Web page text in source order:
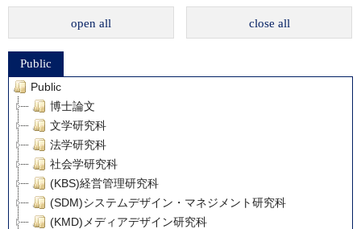
open all close all
Public
Public
博士論文
文学研究科
法学研究科
社会学研究科
(KBS)経営管理研究科
(SDM)システムデザイン・マネジメント研究科
(KMD)メディアデザイン研究科